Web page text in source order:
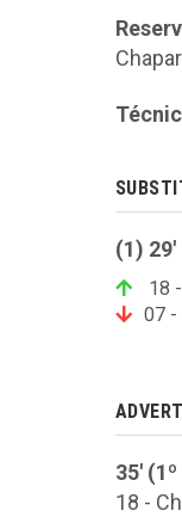
(1) 29'
18
07 -
35'
18 -